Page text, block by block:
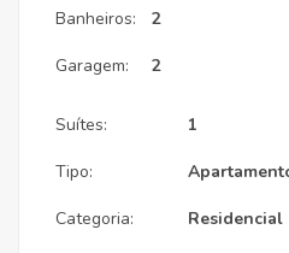
Banheiros:
Garagem:
2
2
Suítes:
Tipo:
Categoria:
1
Residencial